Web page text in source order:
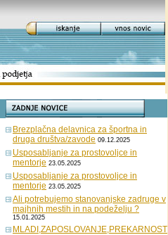
Brezplačna delavnica za športna in
druga društva/zavode 09.12.2025
Usposabljanje za prostovoljce in
mentorje 23.05.2025
Usposabljanje za prostovoljce in
mentorje 23.05.2025
Ali potrebujemo stanovanjske zadruge v
majhnih mestih in na podeželju ?
15.01.2025
MLADI,ZAPOSLOVANJE,PREKARNOST